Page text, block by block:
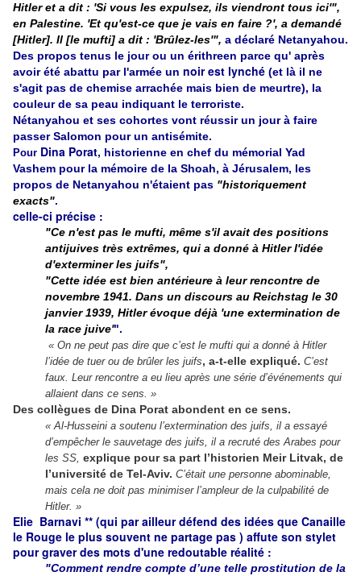
Hitler et a dit : 'Si vous les expulsez, ils viendront tous ici'",
en Palestine. 'Et qu'est-ce que je vais en faire ?', a demandé
[Hitler]. Il [le mufti] a dit : 'Brûlez-les'", a déclaré Netanyahou.
Des propos tenus le jour ou un érithreen parce qu' après
avoir été abattu par l'armée un noir est lynché (et là il ne
s'agit pas de chemise arrachée mais bien de meurtre), la
couleur de sa peau indiquant le terroriste.
Nétanyahou et ses cohortes vont réussir un jour à faire
passer Salomon pour un antisémite.
Pour Dina Porat, historienne en chef du mémorial Yad
Vashem pour la mémoire de la Shoah, à Jérusalem, les
propos de Netanyahou n'étaient pas "historiquement
exacts".
celle-ci précise :
"Ce n'est pas le mufti, même s'il avait des positions
antijuives très extrêmes, qui a donné à Hitler l'idée
d'exterminer les juifs",
"Cette idée est bien antérieure à leur rencontre de
novembre 1941. Dans un discours au Reichstag le 30
janvier 1939, Hitler évoque déjà 'une extermination de
la race juive'".
« On ne peut pas dire que c’est le mufti qui a donné à Hitler
l’idée de tuerou de brûlerles juifs, a-t-elle expliqué. C’est
faux. Leur rencontre a eu lieu après une série d’événements qui
allaient dans ce sens. »
Des collègues de Dina Porat abondent en ce sens.
« Al-Husseini a soutenu l’extermination des juifs, il a essayé
d’empêcher le sauvetage des juifs, il a recruté des Arabes pour
les SS, explique pour sa part l’historien Meir Litvak, de
l’université de Tel-Aviv. C’était une personne abominable,
mais cela ne doit pas minimiserl’ampleur de la culpabilité de
Hitler. »
Elie Barnavi ** (qui par ailleur défend des idées que Canaille
le Rouge le plus souvent ne partage pas ) affute son stylet
pour graver des mots d'une redoutable réalité :
"Comment rendre compte d’une telle prostitution de la